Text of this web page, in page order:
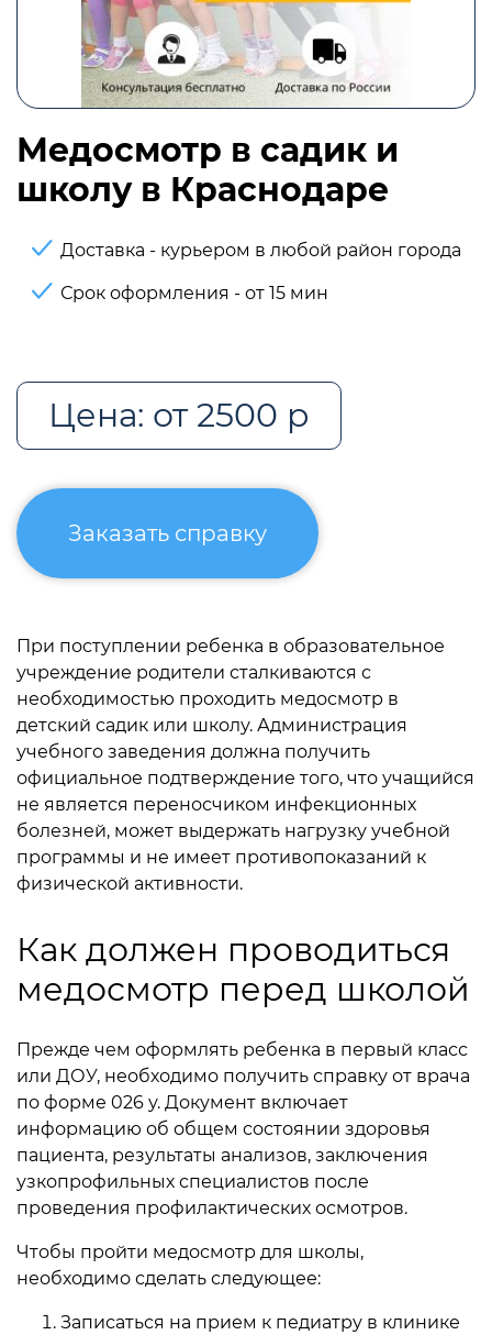
Медосмотр в садик и
школу в Краснодаре
Доставка - курьером в любой район города
Срок оформления - от 15 мин
Цена: от 2500 р
Заказать справку
При поступлении ребенка в образовательное
учреждение родители сталкиваются с
необходимостью проходить медосмотр в
детский садик или школу. Администрация
учебного заведения должна получить
официальное подтверждение того, что учащийся
не является переносчиком инфекционных
болезней, может выдержать нагрузку учебной
программы и не имеет противопоказаний к
физической активности.
Как должен проводиться
медосмотр перед школой
Прежде чем оформлять ребенка в первый класс
или ДОУ, необходимо получить справку от врача
по форме 026 у. Документ включает
информацию об общем состоянии здоровья
пациента, результаты анализов, заключения
узкопрофильных специалистов после
проведения профилактических осмотров.
Чтобы пройти медосмотр для школы,
необходимо сделать следующее:
Записаться на прием к педиатру в клинике